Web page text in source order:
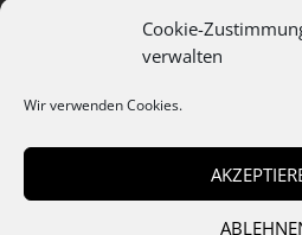
Cookie-
verwalten
Wir verwenden Cookies.
Planen & Bauen
Installateur des Monats